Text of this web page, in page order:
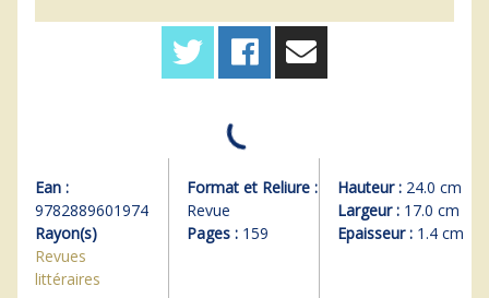
Ean :
9782889601974
Rayon(s)
Revues
littéraires
Format et Reliure :
Revue
Pages :159
Hauteur : 24.0 cm
Largeur : 17.0 cm
Epaisseur : 1.4 cm